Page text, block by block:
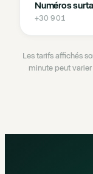
Numéros
+30 901
Les tarifs affichés
minute peut